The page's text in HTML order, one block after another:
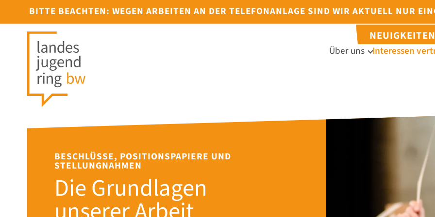
BITTE BEACHTEN: WEGEN ARBEITEN AN DER TELEFONANLAGE SIND WIR AKTUELL NUR
NEUIGKEITEN
Über uns Interessen
BESCHLÜSSE, POSITIONSPAPIERE UND
STELLUNGNAHMEN
Die Grundlagen